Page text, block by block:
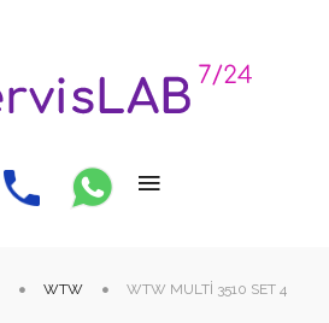
WTW
WTW MULTI 3510 SET 4